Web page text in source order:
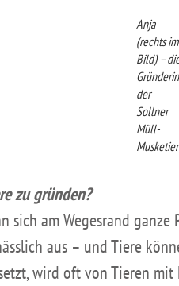
Anja
(rechts im
Bild) –
Gründerin
der
Sollner
Müll-
zu gründen?
am Wegesrand
aus – und Tiere
wird oft von Tieren